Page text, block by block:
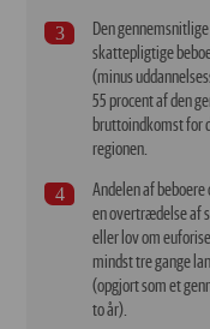
Den
skattepligtige
(minus
55 procent af den
bruttoindkomst for
regionen.
Andelen af beboere
en overtrædelse af
eller lov om
mindst tre gange
(opgjort som et
to år).